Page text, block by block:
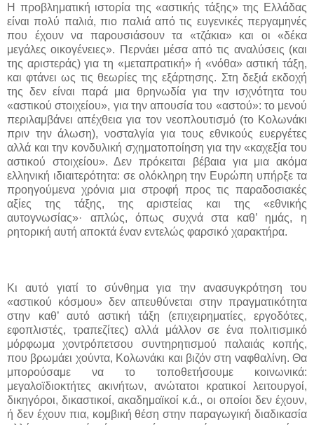
Η προβληματική ιστορία της «αστικής τάξης» της Ελλάδας
είναι πολύ παλιά, πιο παλιά από τις ευγενικές περγαμηνές
που έχουν να παρουσιάσουν τα «τζάκια» και οι «δέκα
μεγάλες οικογένειες». Περνάει μέσα από τις αναλύσεις (και
της αριστεράς) για τη «μεταπρατική» ή «νόθα» αστική τάξη,
και φτάνει ως τις θεωρίες της εξάρτησης. Στη δεξιά εκδοχή
της δεν είναι παρά μια θρηνωδία για την ισχνότητα του
«αστικού στοιχείου», για την απουσία του «αστού»: το μενού
περιλαμβάνει απέ­χθεια για τον νεοπλουτισμό (το Κολωνάκι
πριν την άλωση), νοσταλγία για τους εθνικούς ευεργέτες
αλλά και την κονδυλική σχηματο­ποίη­ση για την «καχεξία του
αστικού στοιχείου». Δεν πρόκειται βέβαια για μια ακόμα
ελληνική ιδιαιτερότητα: σε ολόκληρη την Ευρώπη υπήρξε τα
προηγούμενα χρόνια μια στροφή προς τις παραδοσιακές
αξίες της τάξης, της αριστείας και της «εθνικής
αυτογνωσίας»· απλώς, όπως συχνά στα καθ’ ημάς, η
ρητορική αυτή αποκτά έναν εντελώς φαρσικό χαρακτήρα.
Κι αυτό γιατί το σύνθημα για την ανασυγκρότηση του
«αστικού κόσμου» δεν απευθύνεται στην πραγματικότητα
στην καθ’ αυτό αστική τάξη (επιχειρηματίες, εργοδότες,
εφοπλιστές, τραπεζίτες) αλλά μάλλον σε ένα πολιτισμικό
μόρφωμα χοντρόπετσου συντηρητισμού παλαιάς κοπής,
που βρωμάει χούντα, Κολωνάκι και βιζόν στη ναφθαλίνη. Θα
μπορούσαμε να το τοποθετήσουμε κοινωνικά:
μεγαλοϊδιοκτήτες ακινήτων, ανώτατοι κρατικοί λειτουργοί,
δικηγόροι, δικαστικοί, ακαδημαϊκοί κ.ά., οι οποίοι δεν έχουν,
ή δεν έχουν πια, κομβική θέση στην παραγωγική διαδικασία